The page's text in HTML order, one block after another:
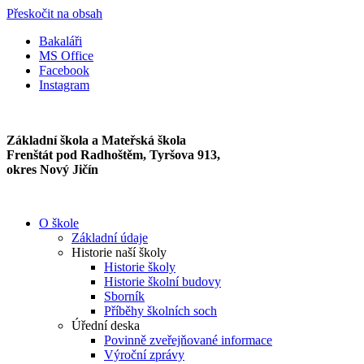
Přeskočit na obsah
Bakaláři
MS Office
Facebook
Instagram
Základní škola a Mateřská škola
Frenštát pod Radhoštěm, Tyršova 913,
okres Nový Jičín
O škole
Základní údaje
Historie naší školy
Historie školy
Historie školní budovy
Sborník
Příběhy školních soch
Úřední deska
Povinně zveřejňované informace
Výroční zprávy